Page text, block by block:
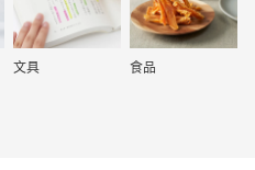
文具 食品